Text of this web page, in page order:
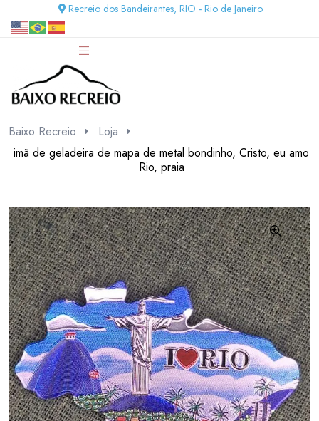
Recreio dos Bandeirantes, RIO - Rio de Janeiro
Baixo Recreio
Loja
imã de geladeira de mapa de metal bondinho, Cristo, eu amo
Rio, praia